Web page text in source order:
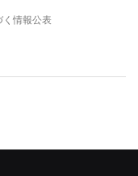
く情報公表